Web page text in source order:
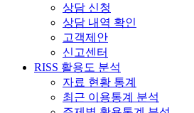
상담 신청
상담 내역 확인
고객제안
신고센터
RISS 활용도 분석
자료 현황 통계
최근 이용통계 분석